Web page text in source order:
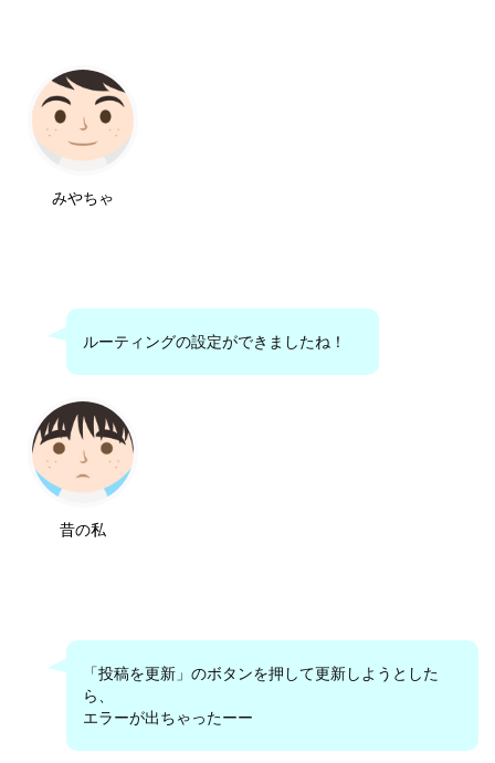
みやちゃ
ルーティングの設定ができましたね！
昔の私
「投稿を更新」のボタンを押して更新しようとした
ら、
エラーが出ちゃったーー